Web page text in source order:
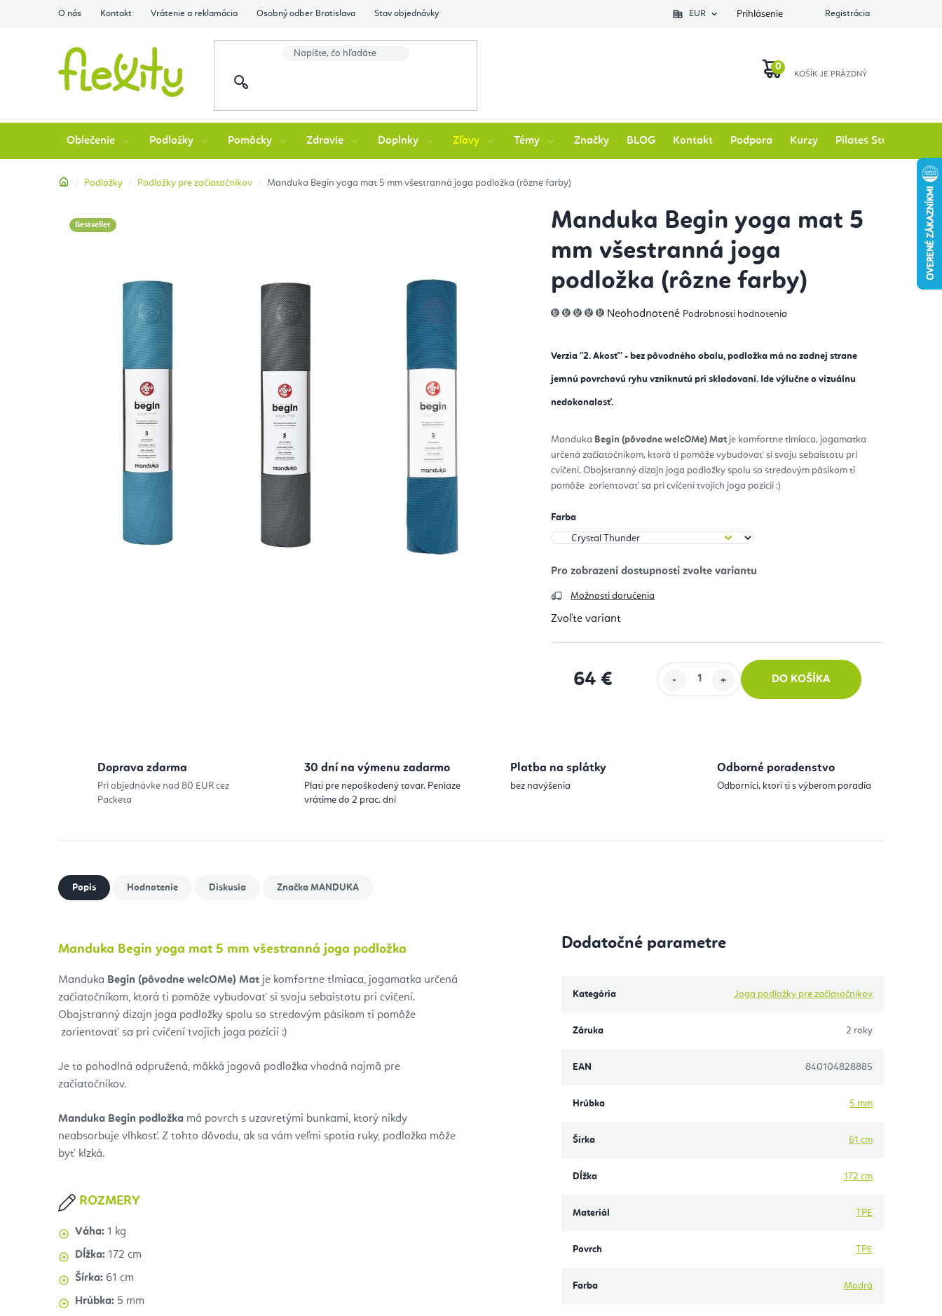
O nás Kontakt Vrátenie a reklamácia Osobný odber Bratislava Stav objednávky EUR Prihlásenie Registrácia
KOŠÍK
Oblečenie Podložky Pomôcky Zdravie Doplnky Zľavy Témy Značky BLOG Kontakt Podpora Kurzy Pilates Studio
DomovPodložky Podložky pre začiatočníkov Manduka Begin yoga mat 5 mm všestranná joga podložka (rôzne farby)
Manduka Begin yoga mat 5
mm všestranná joga
podložka (rôzne farby)
Priemerné
hodnotenie
5
Neohodnotené Podrobnosti hodnotenia
Verzia "2. Akosť" - bez pôvodného obalu, podložka má na zadnej strane
jemnú povrchovú ryhu vzniknutú pri skladovaní. Ide výlučne o vizuálnu
nedokonalosť.
Manduka Begin (pôvodne welcOMe) Mat je komfortne tlmiaca, jogamatka
určená začiatočníkom, ktorá ti pomôže vybudovať si svoju sebaistotu pri
cvičení. Obojstranný dizajn joga podložky spolu so stredovým pásikom ti
pomôže zorientovať sa pri cvičení tvojich joga pozícií :)
Farba
Možnosti doručenia
Zvoľte variant
64 € DO KOŠÍKA
Bestseller
Doprava zdarma
Pri objednávke nad 80 EUR cez
Packeta
30 dní na výmenu zadarmo
Platí pre nepoškodený tovar. Peniaze
vrátime do 2 prac. dní
Platba na splátky
bez navýšenia
Odborné poradenstvo
Odborníci, ktorí ti s výberom poradia
Popis Hodnotenie Diskusia Značka MANDUKA
Manduka Begin yoga mat 5 mm všestranná joga podložka
Manduka Begin (pôvodne welcOMe) Mat je komfortne tlmiaca, jogamatka určená
začiatočníkom, ktorá ti pomôže vybudovať si svoju sebaistotu pri cvičení.
Obojstranný dizajn joga podložky spolu so stredovým pásikom ti pomôže
zorientovať sa pri cvičení tvojich joga pozícií :)
Je to pohodlná odpružená, mäkká jogová podložka vhodná najmä pre
začiatočníkov.
Manduka Begin podložka má povrch s uzavretými bunkami, ktorý nikdy
neabsorbuje vlhkosť. Z tohto dôvodu, ak sa vám veľmi spotia ruky, podložka môže
byť klzká.
ROZMERY
Váha: 1 kg
Dĺžka: 172 cm
Šírka: 61 cm
Hrúbka: 5 mm
Dodatočné parametre
Kategória Joga podložky pre začiatočníkov
Záruka 2 roky
EAN 840104828885
Hrúbka 5 mm
Šírka 61 cm
Dĺžka 172 cm
Materiál TPE
Povrch TPE
Farba Modrá